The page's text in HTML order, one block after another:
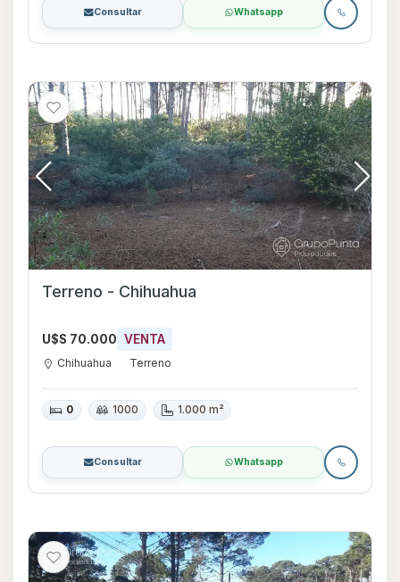
Consultar Whatsapp
Terreno - Chihuahua
U$S 70.000 VENTA
Chihuahua Terreno
0 1000 1.000 m²
Consultar Whatsapp